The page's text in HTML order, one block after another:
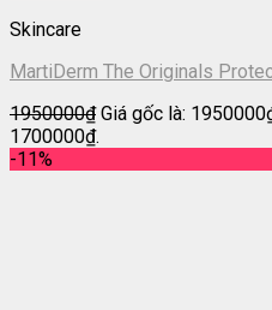
Skincare
MartiDerm The Originals
1950000₫ Giá gốc là:
1700000₫.
-11%